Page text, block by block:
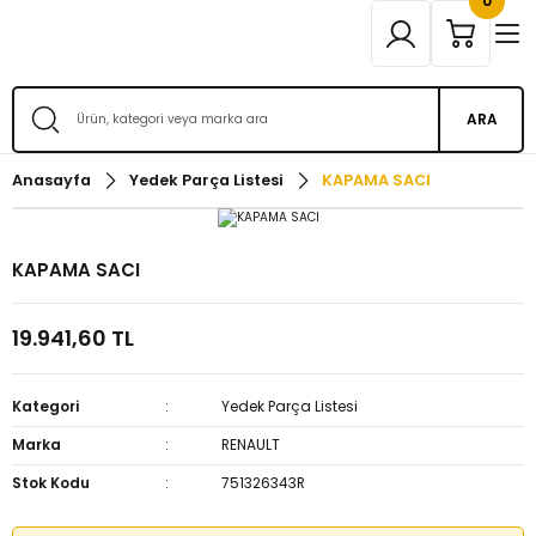
ARA
Anasayfa Yedek Parça Listesi KAPAMA SACI
KAPAMA SACI
19.941,60 TL
Kategori
Yedek Parça Listesi
Marka
RENAULT
Stok Kodu
751326343R